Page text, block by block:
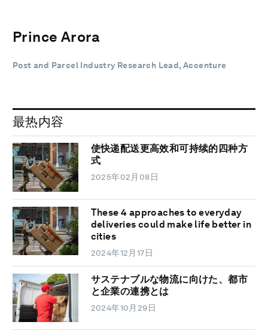
Prince Arora
Post and Parcel Industry Research Lead, Accenture
最热内容
使快递配送更高效和可持续的四种方
式
2025年02月08日
These 4 approaches to everyday
deliveries could make life better in
cities
2024年12月17日
サステナブルな物流に向けた、都市
と企業の連携とは
2024年10月29日